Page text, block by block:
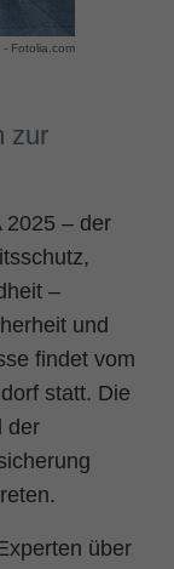
Fotolia.com
zur
2025 – der
–
und
findet vom
statt. Die
der
über
Session-
im Falle
User